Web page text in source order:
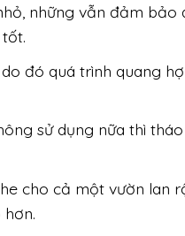
những vẫn đảm bảo
đó quá trình quang
sử dụng nữa thì
cho cả một vườn lan